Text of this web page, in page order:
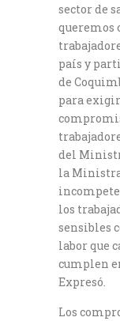
sector de
queremos
país y
de
para
del
la
los
sensibles
labor que
cumplen
Expresó.
Los